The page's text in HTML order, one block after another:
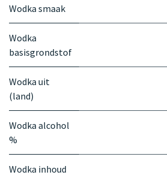
Wodka smaak
Wodka
basisgrondstof
Wodka uit
(land)
Wodka alcohol
%
Wodka inhoud